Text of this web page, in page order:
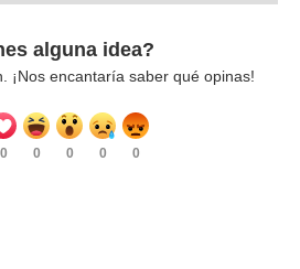
alguna idea?
¡Nos encantaría saber qué opinas!
0 0 0 0 0